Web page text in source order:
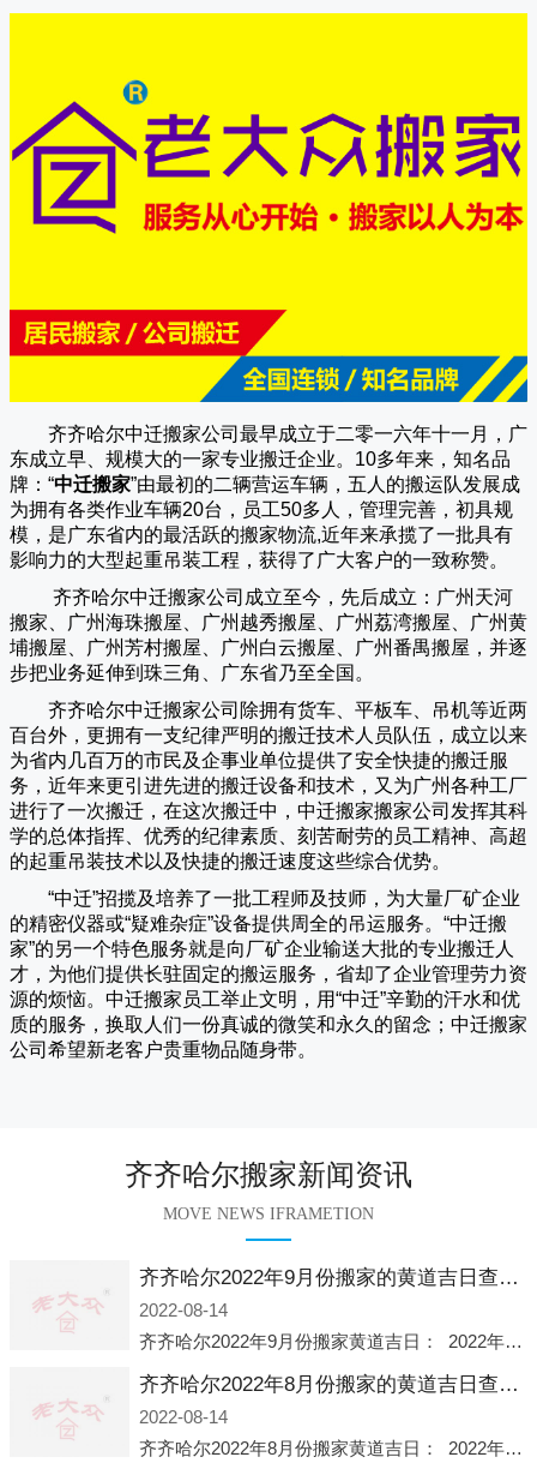
齐齐哈尔中迁搬家公司 最早成立于二零一六年十一月，广
东成立早、规模大的一家专业搬迁企业。10多年来，知名品
牌：“中迁搬家”由最初的二辆营运车辆，五人的搬运队发展成
为拥有各类作业车辆20台，员工50多人，管理完善，初具规
模，是广东省内的最活跃的搬家物流,近年来承揽了一批具有
影响力的大型起重吊装工程，获得了广大客户的一致称赞。
齐齐哈尔中迁搬家公司成立至今，先后成立：广州天河
搬家、广州海珠搬屋、广州越秀搬屋、广州荔湾搬屋、广州黄
埔搬屋、广州芳村搬屋、广州白云搬屋、广州番禺搬屋，并逐
步把业务延伸到珠三角、广东省乃至全国。
齐齐哈尔中迁搬家公司除拥有货车、平板车、吊机等近两
百台外，更拥有一支纪律严明的搬迁技术人员队伍，成立以来
为省内几百万的市民及企事业单位提供了安全快捷的搬迁服
务，近年来更引进先进的搬迁设备和技术，又为广州各种工厂
进行了一次搬迁，在这次搬迁中， 中迁搬家搬家公司发挥其科
学的总体指挥、优秀的纪律素质、刻苦耐劳的员工精神、高超
的起重吊装技术以及快捷的搬迁速度这些综合优势。
“中迁”招揽及培养了一批工程师及技师，为大量厂矿企业
的精密仪器或“疑难杂症”设备提供周全的吊运服务。“中迁搬
家”的另一个特色服务就是向厂矿企业输送大批的专业搬迁人
才，为他们提供长驻固定的搬运服务，省却了企业管理劳力资
源的烦恼。 中迁搬家员工举止文明，用“中迁”辛勤的汗水和优
质的服务，换取人们一份真诚的微笑和永久的留念； 中迁搬家
公司希望新老客户贵重物品随身带。
齐齐哈尔搬家新闻资讯
MOVE NEWS IFRAMETION
齐齐哈尔2022年9月份搬家的黄道吉日查询大全一览表哪天适合搬家好日子
2022-08-14
齐齐哈尔2022年9月份搬家黄道吉日： 2022年9月6日 「星期二」 农历八月十一2022年9月12日 「星期一」 农历八月十七2022年9月16日 「星期五」 农历八月廿一2022年9月2
齐齐哈尔2022年8月份搬家的黄道吉日查询大全一览表哪天适合搬家好日子
2022-08-14
齐齐哈尔2022年8月份搬家黄道吉日： 2022年8月2日 「星期二」 农历七月初五2022年8月6日 「星期六」 农历七月初九2022年8月8日 「星期一」 农历七月十一2022年8月10日 「